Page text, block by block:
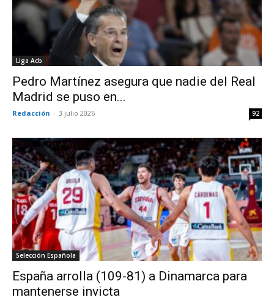
Liga Acb
Pedro Martínez asegura que nadie del Real
Madrid se puso en...
Redacción - 3 julio 2026 92
Selección Española
España arrolla (109-81) a Dinamarca para
mantenerse invicta